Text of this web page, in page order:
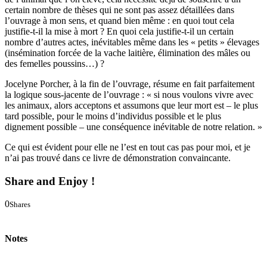
certain nombre de thèses qui ne sont pas assez détaillées dans
l’ouvrage à mon sens, et quand bien même : en quoi tout cela
justifie-t-il la mise à mort ? En quoi cela justifie-t-il un certain
nombre d’autres actes, inévitables même dans les « petits » élevages
(insémination forcée de la vache laitière, élimination des mâles ou
des femelles poussins…) ?
Jocelyne Porcher, à la fin de l’ouvrage, résume en fait parfaitement
la logique sous-jacente de l’ouvrage : « si nous voulons vivre avec
les animaux, alors acceptons et assumons que leur mort est – le plus
tard possible, pour le moins d’individus possible et le plus
dignement possible – une conséquence inévitable de notre relation. »
Ce qui est évident pour elle ne l’est en tout cas pas pour moi, et je
n’ai pas trouvé dans ce livre de démonstration convaincante.
Share and Enjoy !
0Shares
Notes